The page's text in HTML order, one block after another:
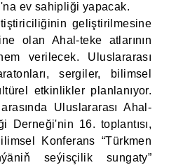
ev sahipliği yapacak.
geliştirilmesine
olan Ahal-teke atlarının
verilecek. Uluslararası
sergiler, bilimsel
etkinlikler planlanıyor.
Uluslararası Ahal-
Derneği'nin 16. toplantısı,
Konferans “Türkmen
seýisçilik sungaty”